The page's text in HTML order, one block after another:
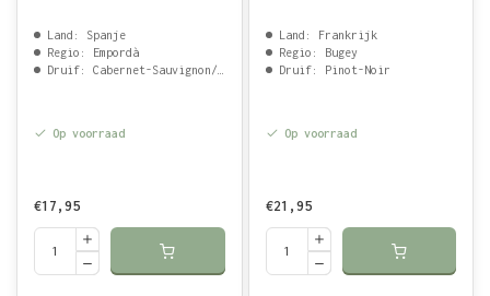
Land: Spanje
Regio: Empordà
Druif: Cabernet-Sauvignon/Carinena/Mazuelo
Op voorraad
€17,95
Land: Frankrijk
Regio: Bugey
Druif: Pinot-Noir
Op voorraad
€21,95